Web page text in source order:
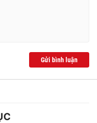
Gửi bình luận